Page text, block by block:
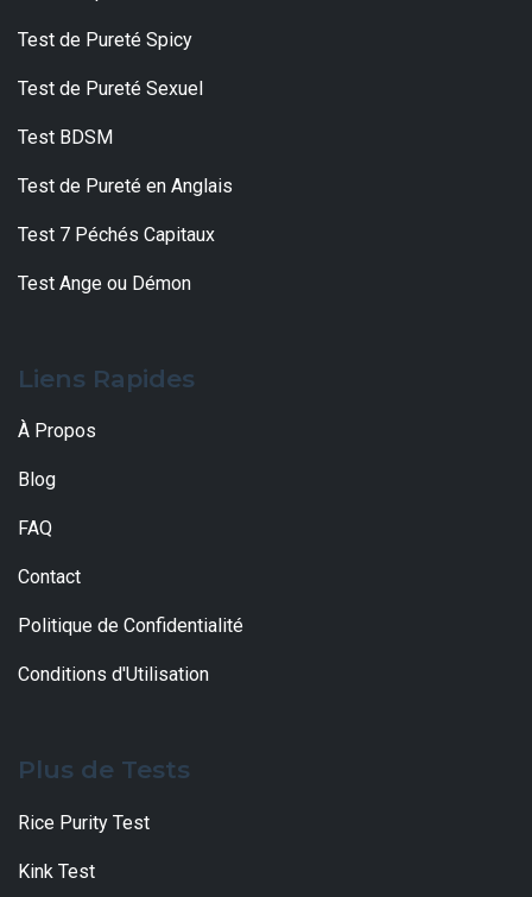
Test de Pureté Spicy
Test de Pureté Sexuel
Test BDSM
Test de Pureté en Anglais
Test 7 Péchés Capitaux
Test Ange ou Démon
Liens Rapides
À Propos
Blog
FAQ
Contact
Politique de Confidentialité
Conditions d'Utilisation
Plus de Tests
Rice Purity Test
Kink Test